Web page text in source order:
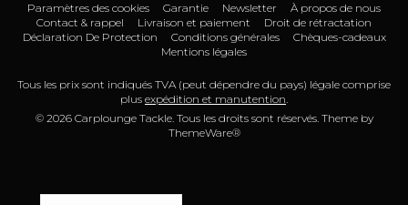
Paramètres des cookies Garantie Newsletter
À propos de nous
Contact & rappel
Livraison et paiement
Droit de rétractation
Déclaration De Protection
Conditions générales
Chèques-cadeaux
Mentions légales
Tous les prix sont indiqués TVA (peut dépendre du pays) légale comprise
plus expédition et manutention.
© 2026 Carplounge Tackle. Tous les droits sont réservés. Theme by
ThemeWare®